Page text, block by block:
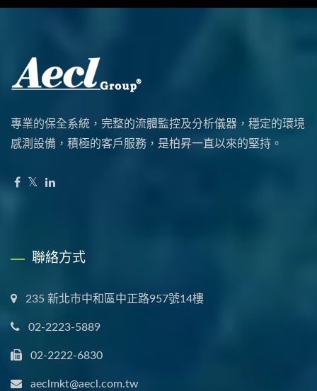
專業的保全系統，完整的流體監控及分析儀器，穩定的環境
感測設備，積極的客戶服務，是柏昇一直以來的堅持。
聯絡方式
235 新北市中和區中正路957號14樓
02-2223-5889
02-2222-6830
aeclmkt@aecl.com.tw